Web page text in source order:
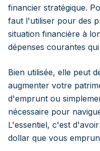
financier stratégique.
faut l'utiliser pour des
situation financière à
dépenses courantes
Bien utilisée, elle peut
augmenter votre
d'emprunt ou
nécessaire pour
L'essentiel, c'est
dollar que vous